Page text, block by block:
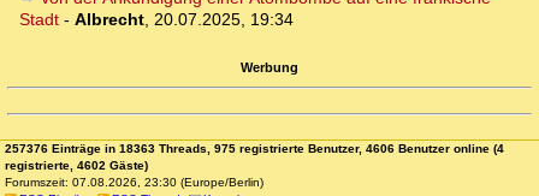
Stadt - Albrecht, 20.07.2025, 19:34
Werbung
257376 Einträge in 18363 Threads, 975 registrierte Benutzer, 4606 Benutzer online (4
registrierte, 4602 Gäste)
Forumszeit: 07.08.2026, 23:30 (Europe/Berlin)